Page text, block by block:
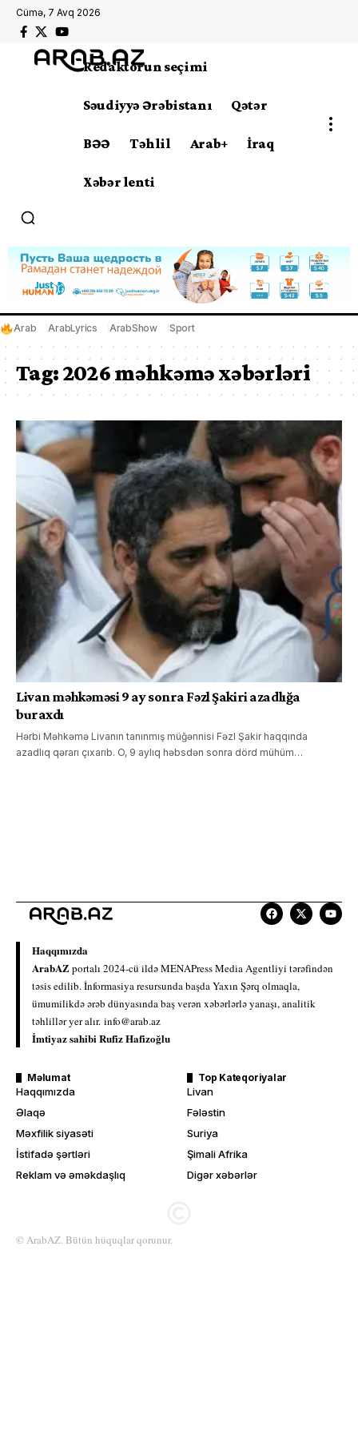
Cümə, 7 Avq 2026
Redaktorun seçimi
Səudiyyə Ərəbistanı Qətər
BƏƏ Təhlil Arab+ İraq
Xəbər lenti
Arab ArabLyrics ArabShow Sport
Tag:2026 məhkəmə xəbərləri
Livan məhkəməsi 9 ay sonra Fəzl Şakiri azadlığa
buraxdı
Hərbi Məhkəmə Livanın tanınmış müğənnisi Fəzl Şakir haqqında
azadlıq qərarı çıxarıb. O, 9 aylıq həbsdən sonra dörd mühüm…
Haqqımızda
ArabAZportalı 2024-cü ildə MENAPress Media Agentliyi tərəfindən
təsis edilib. İnformasiya resursunda başda Yaxın Şərq olmaqla,
ümumilikdə ərəb dünyasında baş verən xəbərlərlə yanaşı, analitik
təhlillər yer alır. info@arab.az
İmtiyaz sahibi Rufiz Hafizoğlu
Məlumat
Haqqımızda
Əlaqə
Məxfilik siyasəti
İstifadə şərtləri
Reklam və əməkdaşlıq
Top Kateqoriyalar
Livan
Fələstin
Suriya
Şimali Afrika
Digər xəbərlər
© ArabAZ. Bütün hüquqlar qorunur.